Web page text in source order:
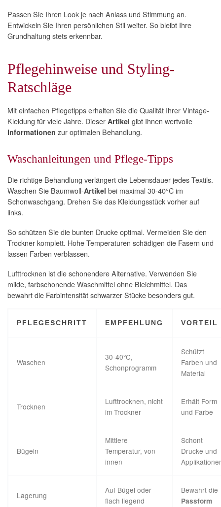
Passen Sie Ihren Look je nach Anlass und Stimmung an.
Entwickeln Sie Ihren persönlichen Stil weiter. So bleibt Ihre
Grundhaltung stets erkennbar.
Pflegehinweise und Styling-
Ratschläge
Mit einfachen Pflegetipps erhalten Sie die Qualität Ihrer Vintage-
Kleidung für viele Jahre. Dieser Artikel gibt Ihnen wertvolle
Informationen zur optimalen Behandlung.
Waschanleitungen und Pflege-Tipps
Die richtige Behandlung verlängert die Lebensdauer jedes Textils.
Waschen Sie Baumwoll-Artikel bei maximal 30-40°C im
Schonwaschgang. Drehen Sie das Kleidungsstück vorher auf
links.
So schützen Sie die bunten Drucke optimal. Vermeiden Sie den
Trockner komplett. Hohe Temperaturen schädigen die Fasern und
lassen Farben verblassen.
Lufttrocknen ist die schonendere Alternative. Verwenden Sie
milde, farbschonende Waschmittel ohne Bleichmittel. Das
bewahrt die Farbintensität schwarzer Stücke besonders gut.
PFLEGESCHRITT EMPFEHLUNG VORTEIL
Waschen
30-40°C,
Schonprogramm
Schützt
Farben und
Material
Trocknen
Lufttrocknen, nicht
im Trockner
Erhält Form
und Farbe
Bügeln
Mittlere
Temperatur, von
innen
Schont
Drucke und
Lagerung
Auf Bügel oder
flach liegend
Bewahrt die
Passform